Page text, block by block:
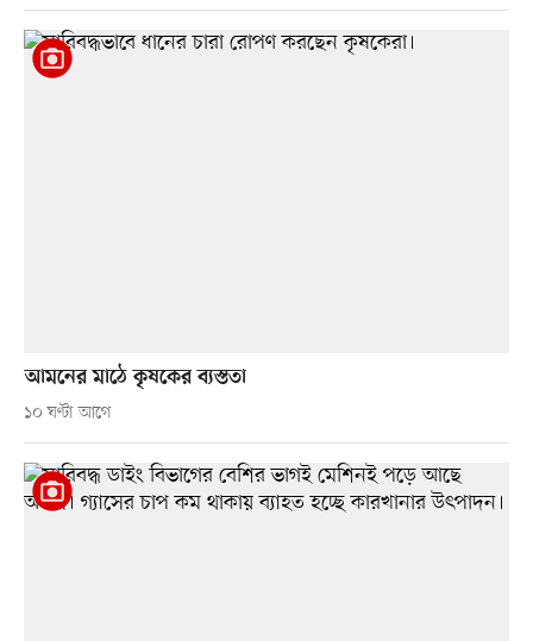
আমনের মাঠে কৃষকের ব্যস্ততা
১০ ঘণ্টা আগে